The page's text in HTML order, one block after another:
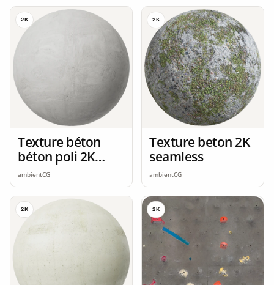
2K
Texture béton
béton poli 2K
seamless
ambientCG
2K
Texture beton 2K
seamless
ambientCG
2K 2K